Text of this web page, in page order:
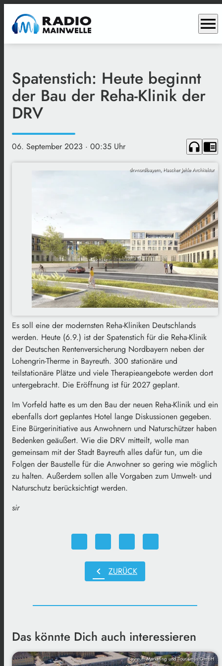
menu
Spatenstich: Heute beginnt
der Bau der Reha-Klinik der
DRV
06. September 2023 · 00:35 Uhr headphones chrome_reader_mode
drv-nordbayern, Hascher Jehle Architektur
Es soll eine der modernsten Reha-Kliniken Deutschlands
werden. Heute (6.9.) ist der Spatenstich für die Reha-Klinik
der Deutschen Rentenversicherung Nordbayern neben der
Lohengrin-Therme in Bayreuth. 300 stationäre und
teilstationäre Plätze und viele Therapieangebote werden dort
untergebracht. Die Eröffnung ist für 2027 geplant.
Im Vorfeld hatte es um den Bau der neuen Reha-Klinik und ein
ebenfalls dort geplantes Hotel lange Diskussionen gegeben.
Eine Bürgerinitiative aus Anwohnern und Naturschützer haben
Bedenken geäußert. Wie die DRV mitteilt, wolle man
gemeinsam mit der Stadt Bayreuth alles dafür tun, um die
Folgen der Baustelle für die Anwohner so gering wie möglich
zu halten. Außerdem sollen alle Vorgaben zum Umwelt- und
Naturschutz berücksichtigt werden.
sir
chevron_left ZURÜCK
Das könnte Dich auch interessieren
Bayreuth Marketing und Tourismus GmbH